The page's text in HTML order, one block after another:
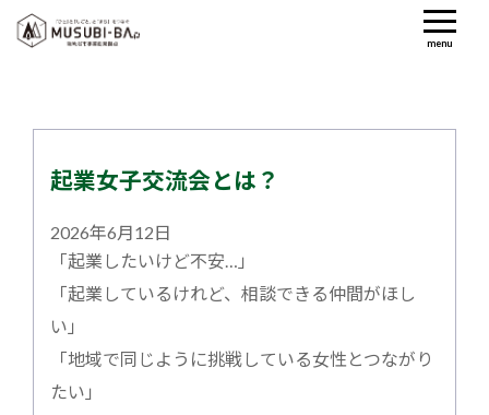
menu
起業女子交流会とは？
2026年6月12日
「起業したいけど不安…」
「起業しているけれど、相談できる仲間がほし
い」
「地域で同じように挑戦している女性とつながり
たい」